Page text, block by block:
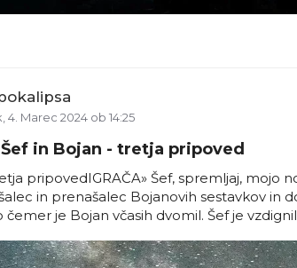
4. Marec 2024 ob 14:25
in Bojan - tretja pripoved
pripovedIGRAČA» Šef, spremljaj, mojo
in prenašalec Bojanovih sestavkov in
čemer je Bojan včasih dvomil. Šef je